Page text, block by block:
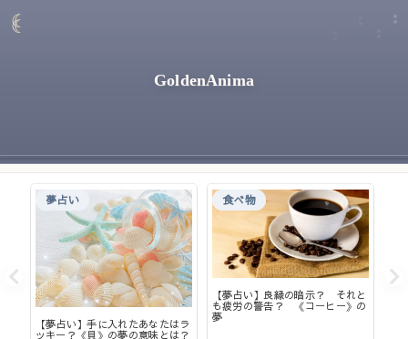
GoldenAnima
夢占い
【夢占い】手に入れたあなたはラ
ッキー？《貝》の夢の意味とは？
食べ物
【夢占い】良縁の暗示？ それと
も疲労の警告？ 《コーヒー》の
夢